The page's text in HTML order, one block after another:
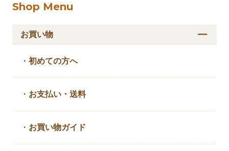
Shop Menu
お買い物
・初めての方へ
・ お支払い・送料
・ お買い物ガイド